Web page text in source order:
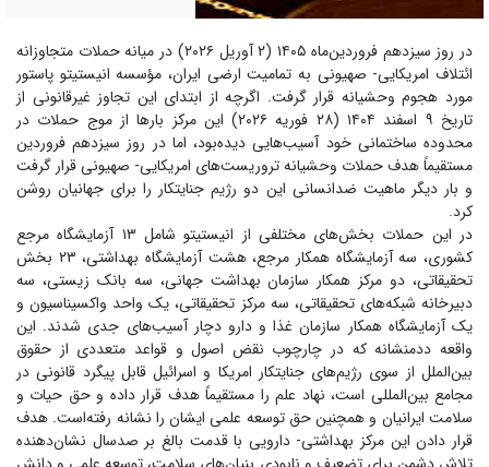
در روز سیزدهم فروردین‌ماه ۱۴۰۵ (۲ آوریل ۲۰۲۶) در میانه حملات متجاوزانه
ائتلاف امریکایی- صهیونی به تمامیت ارضی ایران، مؤسسه انیستیتو پاستور
مورد هجوم وحشیانه قرار گرفت. اگرچه از ابتدای این تجاوز غیرقانونی از
تاریخ ۹ اسفند ۱۴۰۴ (۲۸ فوریه ۲۰۲۶) این مرکز بار‌ها از موج حملات در
محدوده ساختمانی خود آسیب‌هایی دیده‌بود، اما در روز سیزدهم فروردین
مستقیماً هدف حملات وحشیانه تروریست‌های امریکایی- صهیونی قرار گرفت
و بار دیگر ماهیت ضدانسانی این دو رژیم جنایتکار را برای جهانیان روشن
کرد.
در این حملات بخش‌های مختلفی از انیستیتو شامل ۱۳ آزمایشگاه مرجع
کشوری، سه آزمایشگاه همکار مرجع، هشت آزمایشگاه بهداشتی، ۲۳ بخش
تحقیقاتی، دو مرکز همکار سازمان بهداشت جهانی، سه بانک زیستی، سه
دبیرخانه شبکه‌های تحقیقاتی، سه مرکز تحقیقاتی، یک واحد واکسیناسیون و
یک آزمایشگاه همکار سازمان غذا و دارو دچار آسیب‌های جدی شدند. این
واقعه ددمنشانه که در چارچوب نقض اصول و قواعد متعددی از حقوق
بین‌الملل از سوی رژیم‌های جنایتکار امریکا و اسرائیل قابل پیگرد قانونی در
مجامع بین‌المللی است، نهاد علم را مستقیماً هدف قرار داده و حق حیات و
سلامت ایرانیان و همچنین حق توسعه علمی ایشان را نشانه رفته‌است. هدف
قرار دادن این مرکز بهداشتی- دارویی با قدمت بالغ بر صدسال نشان‌دهنده